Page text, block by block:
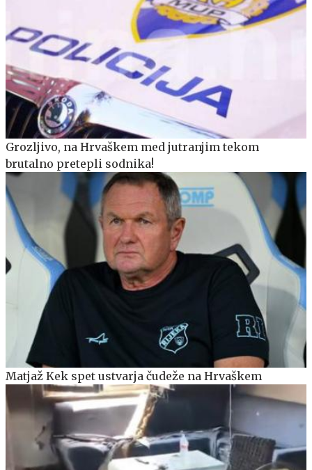
Grozljivo, na Hrvaškem med jutranjim tekom
brutalno pretepli sodnika!
Matjaž Kek spet ustvarja čudeže na Hrvaškem